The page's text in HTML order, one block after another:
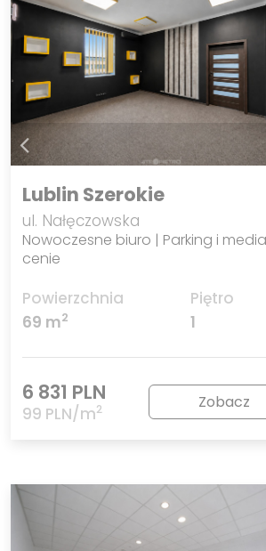
Lublin Szerokie
ul. Nałęczowska
Nowoczesne biuro | Parking i
cenie
Powierzchnia
69 m2
Piętro
1
6 831 PLN
99 PLN/m2 Zobacz